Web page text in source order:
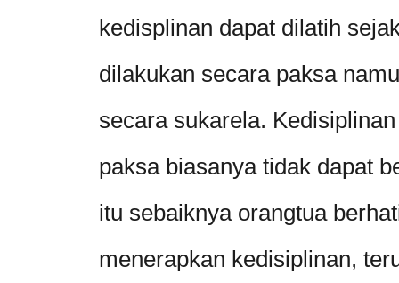
kedisplinan dapat dilatih
dilakukan secara paksa
secara sukarela.
paksa biasanya tidak dapat
itu sebaiknya orangtua
menerapkan kedisiplinan,